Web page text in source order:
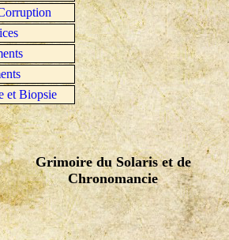
et Biopsie
Grimoire du Solaris et de
Chronomancie